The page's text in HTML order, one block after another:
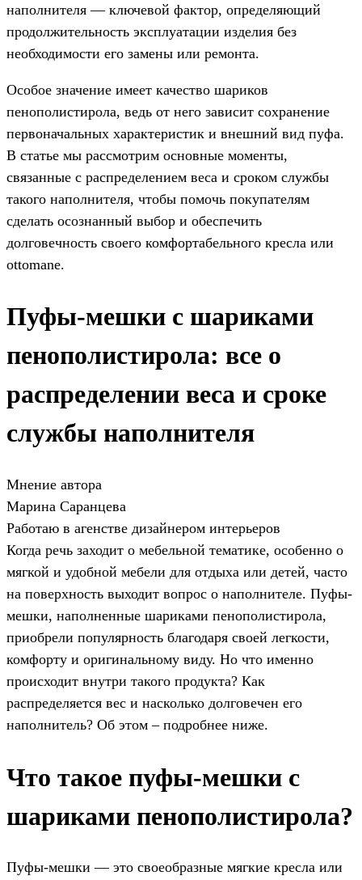
наполнителя — ключевой фактор, определяющий
продолжительность эксплуатации изделия без
необходимости его замены или ремонта.
Особое значение имеет качество шариков
пенополистирола, ведь от него зависит сохранение
первоначальных характеристик и внешний вид пуфа.
В статье мы рассмотрим основные моменты,
связанные с распределением веса и сроком службы
такого наполнителя, чтобы помочь покупателям
сделать осознанный выбор и обеспечить
долговечность своего комфортабельного кресла или
ottomane.
Пуфы-мешки с шариками
пенополистирола: все о
распределении веса и сроке
службы наполнителя
Мнение автора
Марина Саранцева
Работаю в агенстве дизайнером интерьеров
Когда речь заходит о мебельной тематике, особенно о
мягкой и удобной мебели для отдыха или детей, часто
на поверхность выходит вопрос о наполнителе. Пуфы-
мешки, наполненные шариками пенополистирола,
приобрели популярность благодаря своей легкости,
комфорту и оригинальному виду. Но что именно
происходит внутри такого продукта? Как
распределяется вес и насколько долговечен его
наполнитель? Об этом – подробнее ниже.
Что такое пуфы-мешки с
шариками пенополистирола?
Пуфы-мешки — это своеобразные мягкие кресла или